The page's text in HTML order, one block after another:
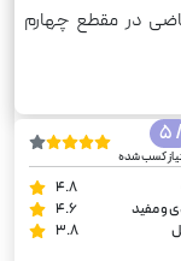
در مقطع چهارم
/ 5
کسب شده
4.8
و مفید
4.6
3.8